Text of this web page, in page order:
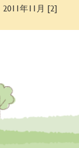
2011年11月 [2]